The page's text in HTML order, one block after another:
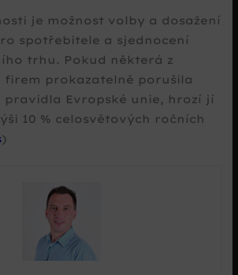
je možnost volby a dosažení
spotřebitele a sjednocení
trhu. Pokud některá z
firem prokazatelně porušila
Evropské unie, hrozí jí
10 % celosvětových ročních
)